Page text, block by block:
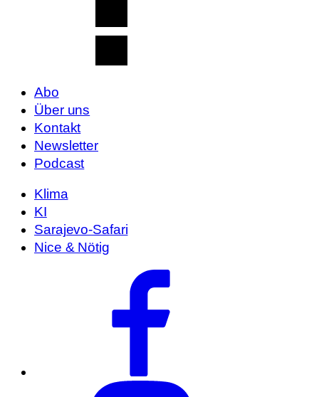
Abo
Über uns
Kontakt
Newsletter
Podcast
Klima
KI
Sarajevo-Safari
Nice & Nötig